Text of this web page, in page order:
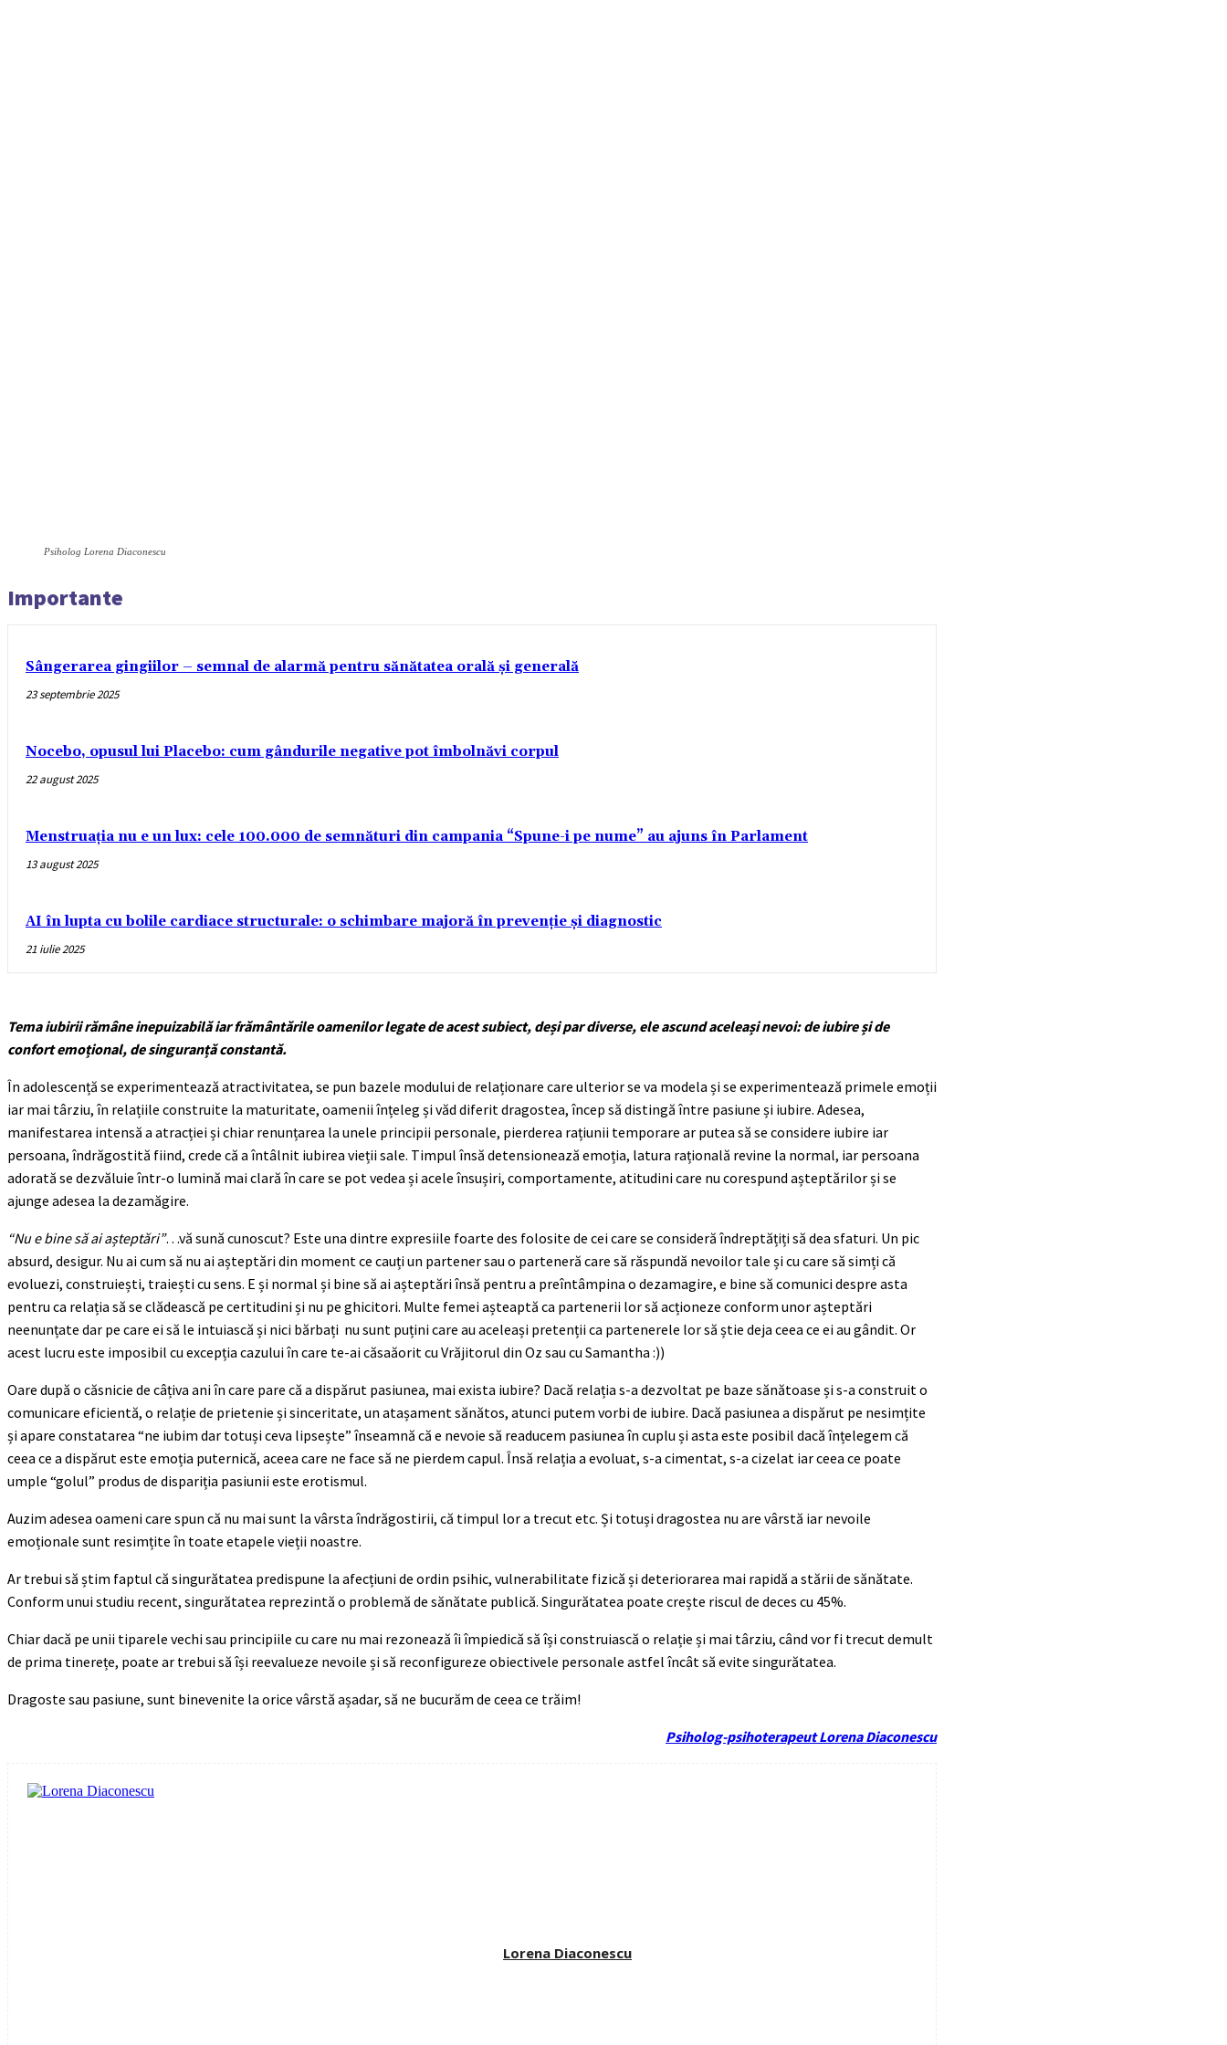
Psiholog Lorena Diaconescu
Importante
Sângerarea gingiilor – semnal de alarmă pentru sănătatea orală și generală
23 septembrie 2025
Nocebo, opusul lui Placebo: cum gândurile negative pot îmbolnăvi corpul
22 august 2025
Menstruația nu e un lux: cele 100.000 de semnături din campania “Spune-i pe nume” au ajuns în Parlament
13 august 2025
AI în lupta cu bolile cardiace structurale: o schimbare majoră în prevenție și diagnostic
21 iulie 2025
Tema iubirii rămâne inepuizabilă iar frământările oamenilor legate de acest subiect, deși par diverse, ele ascund aceleași nevoi: de iubire și de
confort emoțional, de singuranță constantă.
În adolescență se experimentează atractivitatea, se pun bazele modului de relaționare care ulterior se va modela și se experimentează primele emoții
iar mai târziu, în relațiile construite la maturitate, oamenii înțeleg și văd diferit dragostea, încep să distingă între pasiune și iubire. Adesea,
manifestarea intensă a atracției și chiar renunțarea la unele principii personale, pierderea rațiunii temporare ar putea să se considere iubire iar
persoana, îndrăgostită fiind, crede că a întâlnit iubirea vieții sale. Timpul însă detensionează emoția, latura rațională revine la normal, iar persoana
adorată se dezvăluie într-o lumină mai clară în care se pot vedea și acele însușiri, comportamente, atitudini care nu corespund așteptărilor și se
ajunge adesea la dezamăgire.
“Nu e bine să ai așteptări”…vă sună cunoscut? Este una dintre expresiile foarte des folosite de cei care se consideră îndreptățiți să dea sfaturi. Un pic
absurd, desigur. Nu ai cum să nu ai așteptări din moment ce cauți un partener sau o parteneră care să răspundă nevoilor tale și cu care să simți că
evoluezi, construiești, traiești cu sens. E și normal și bine să ai așteptări însă pentru a preîntâmpina o dezamagire, e bine să comunici despre asta
pentru ca relația să se clădească pe certitudini și nu pe ghicitori. Multe femei așteaptă ca partenerii lor să acționeze conform unor așteptări
neenunțate dar pe care ei să le intuiască și nici bărbați nu sunt puțini care au aceleași pretenții ca partenerele lor să știe deja ceea ce ei au gândit. Or
acest lucru este imposibil cu excepția cazului în care te-ai căsaăorit cu Vrăjitorul din Oz sau cu Samantha :))
Oare după o căsnicie de câțiva ani în care pare că a dispărut pasiunea, mai exista iubire? Dacă relația s-a dezvoltat pe baze sănătoase și s-a construit o
comunicare eficientă, o relație de prietenie și sinceritate, un atașament sănătos, atunci putem vorbi de iubire. Dacă pasiunea a dispărut pe nesimțite
și apare constatarea “ne iubim dar totuși ceva lipsește” înseamnă că e nevoie să readucem pasiunea în cuplu și asta este posibil dacă înțelegem că
ceea ce a dispărut este emoția puternică, aceea care ne face să ne pierdem capul. Însă relația a evoluat, s-a cimentat, s-a cizelat iar ceea ce poate
umple “golul” produs de dispariția pasiunii este erotismul.
Auzim adesea oameni care spun că nu mai sunt la vârsta îndrăgostirii, că timpul lor a trecut etc. Și totuși dragostea nu are vârstă iar nevoile
emoționale sunt resimțite în toate etapele vieții noastre.
Ar trebui să știm faptul că singurătatea predispune la afecțiuni de ordin psihic, vulnerabilitate fizică și deteriorarea mai rapidă a stării de sănătate.
Conform unui studiu recent, singurătatea reprezintă o problemă de sănătate publică. Singurătatea poate crește riscul de deces cu 45%.
Chiar dacă pe unii tiparele vechi sau principiile cu care nu mai rezonează îi împiedică să își construiască o relație și mai târziu, când vor fi trecut demult
de prima tinerețe, poate ar trebui să își reevalueze nevoile și să reconfigureze obiectivele personale astfel încât să evite singurătatea.
Dragoste sau pasiune, sunt binevenite la orice vârstă așadar, să ne bucurăm de ceea ce trăim!
Psiholog-psihoterapeut Lorena Diaconescu
Lorena Diaconescu